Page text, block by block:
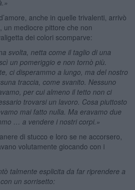
anche in quelle trivalenti, arrivò
un mediocre pittore che non
dei colori scomparve:
svolta, netta come il taglio di una
un pomeriggio e non tornò più.
ci disperammo a lungo, ma del nostro
traccia, come svanito. Nessuno
per cui almeno il tetto non ci
trovarsi un lavoro. Cosa piuttosto
mai fatto nulla. Ma eravamo due
… a vendere i nostri corpi.»
di stucco e loro se ne accorsero,
volutamente giocando con i
talmente esplicita da far riprendere a
un sorrisetto: